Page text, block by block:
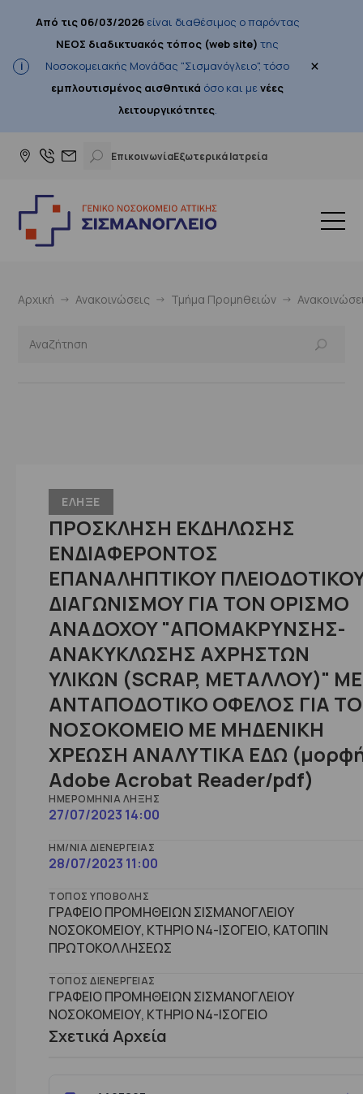
Από τις 06/03/2026είναι διαθέσιμος ο παρόντας
ΝΕΟΣ διαδικτυακός τόπος (web site) της
Νοσοκομειακής Μονάδας "Σισμανόγλειο", τόσο
εμπλουτισμένος αισθητικά όσο και μενέες
λειτουργικότητες.
×
ΕπικοινωνίαΕξωτερικά Ιατρεία
Αρχική Ανακοινώσεις Τμήμα Προμηθειών
ΕΛΗΞΕ
ΠΡΟΣΚΛΗΣΗ ΕΚΔΗΛΩΣΗΣ
ΕΝΔΙΑΦΕΡΟΝΤΟΣ
ΕΠΑΝΑΛΗΠΤΙΚΟΥ
ΔΙΑΓΩΝΙΣΜΟΥ ΓΙΑ ΤΟΝ ΟΡΙΣΜΟ
ΑΝΑΔΟΧΟΥ "ΑΠΟΜΑΚΡΥΝΣΗΣ-
ΑΝΑΚΥΚΛΩΣΗΣ ΑΧΡΗΣΤΩΝ
ΥΛΙΚΩΝ (SCRAP, ΜΕΤΑΛΛΟΥ)" ΜΕ
ΑΝΤΑΠΟΔΟΤΙΚΟ ΟΦΕΛΟΣ ΓΙΑ
ΝΟΣΟΚΟΜΕΙΟ ΜΕ ΜΗΔΕΝΙΚΗ
ΧΡΕΩΣΗ ΑΝΑΛΥΤΙΚΑ ΕΔΩ
Adobe Acrobat Reader/pdf)
ΗΜΕΡΟΜΗΝΊΑ ΛΉΞΗΣ
27/07/2023 14:00
ΗΜ/ΝΊΑ ΔΙΕΝΈΡΓΕΙΑΣ
28/07/2023 11:00
ΤΌΠΟΣ ΥΠΟΒΟΛΉΣ
ΓΡΑΦΕΙΟ ΠΡΟΜΗΘΕΙΩΝ ΣΙΣΜΑΝΟΓΛΕΙΟΥ
ΝΟΣΟΚΟΜΕΙΟΥ, ΚΤΗΡΙΟ Ν4-ΙΣΟΓΕΙΟ, ΚΑΤΟΠΙΝ
ΠΡΩΤΟΚΟΛΛΗΣΕΩΣ
ΤΌΠΟΣ ΔΙΕΝΈΡΓΕΙΑΣ
ΓΡΑΦΕΙΟ ΠΡΟΜΗΘΕΙΩΝ ΣΙΣΜΑΝΟΓΛΕΙΟΥ
ΝΟΣΟΚΟΜΕΙΟΥ, ΚΤHΡΙΟ Ν4-ΙΣΟΓΕΙΟ
Σχετικά Αρχεία